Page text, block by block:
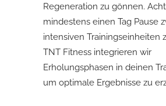
Regeneration zu gönnen.
mindestens einen Tag Pause
intensiven Trainingseinheiten
TNT Fitness integrieren wir
Erholungsphasen in deinen
um optimale Ergebnisse zu